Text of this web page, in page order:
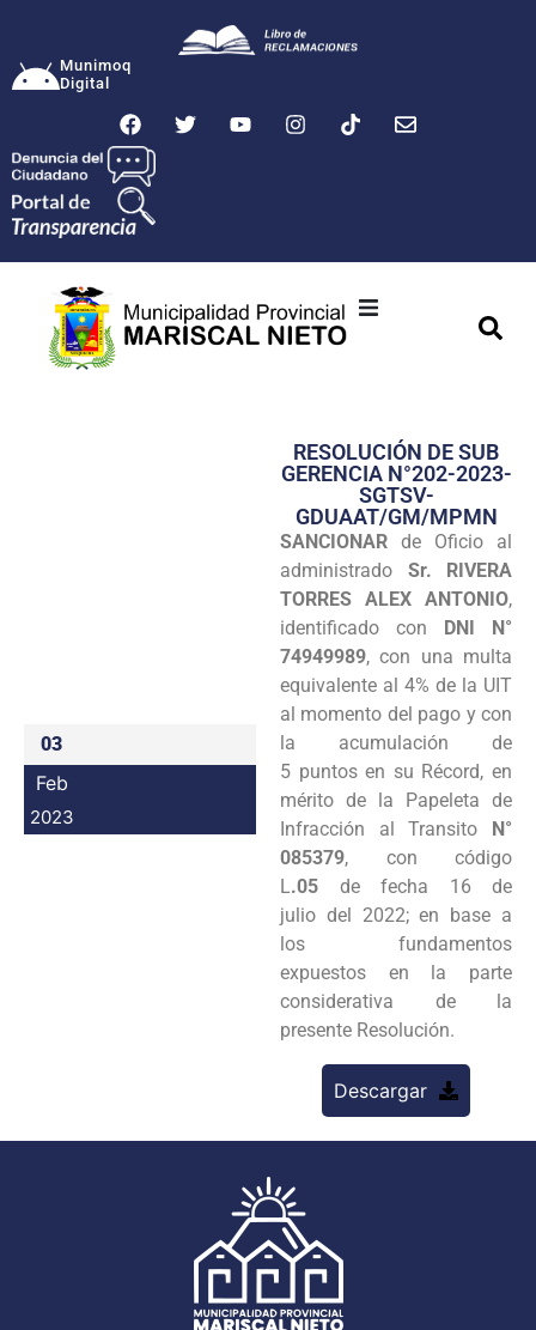
Munimoq
Digital
Transparencia
Seguridad
Programas
Intranet
03
Feb
2023
RESOLUCIÓN DE SUB
GERENCIA N°202-2023-
SGTSV-
GDUAAT/GM/MPMN
SANCIONAR de Oficio al
administrado Sr. RIVERA
TORRES ALEX ANTONIO,
identificado con DNI N°
74949989, con una multa
equivalente al 4% de la UIT
al momento del pago y con
la acumulación de
5 puntos en su Récord, en
mérito de la Papeleta de
Infracción al Transito N°
085379, con código
L.05 de fecha 16 de
julio del 2022; en base a
los fundamentos
expuestos en la parte
considerativa de la
presente Resolución.
Descargar